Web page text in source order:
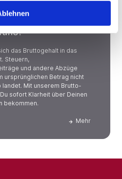
das Bruttogehalt in das
Steuern,
und andere Abzüge
ursprünglichen Betrag nicht
landet. Mit unserem Brutto-
sofort Klarheit über Deinen
bekommen.
Mehr